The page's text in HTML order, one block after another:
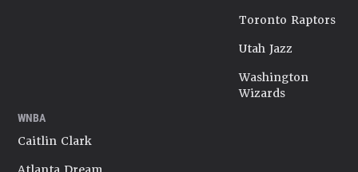
Toronto Raptors
Utah Jazz
Washington
Wizards
WNBA
Caitlin Clark